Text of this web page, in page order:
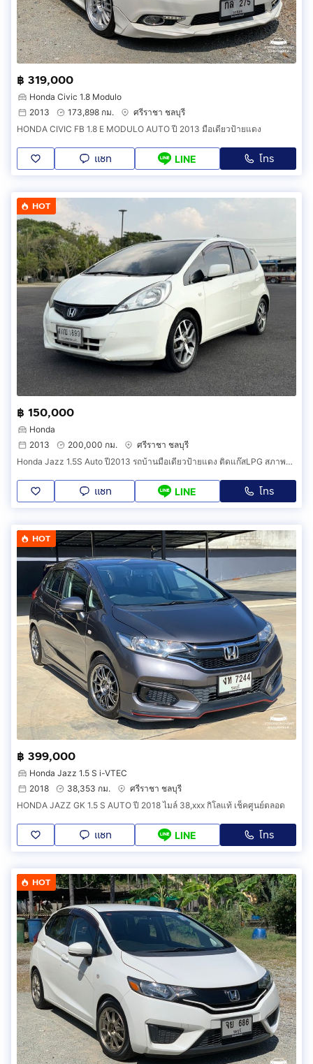
฿ 319,000
Honda Civic 1.8 Modulo
2013
173,898 กม.
ศรีราชา ชลบุรี
HONDA CIVIC FB 1.8 E MODULO AUTO ปี 2013 มือเดียวป้ายแดง
แชท LINE โทร
HOT
฿ 150,000
Honda
2013
200,000 กม.
ศรีราชา ชลบุรี
Honda Jazz 1.5S Auto ปี2013 รถบ้านมือเดียวป้ายแดง ติดแก๊สLPG สภาพพร้อมใข้งาน
แชท LINE โทร
HOT
฿ 399,000
Honda Jazz 1.5 S i-VTEC
2018
38,353 กม.
ศรีราชา ชลบุรี
HONDA JAZZ GK 1.5 S AUTO ปี 2018 ไมล์ 38,xxx กิโลแท้ เช็คศูนย์ตลอด
แชท LINE โทร
HOT